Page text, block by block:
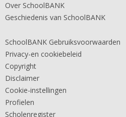
Over SchoolBANK
Geschiedenis van SchoolBANK
SchoolBANK Gebruiksvoorwaarden
Privacy-en cookiebeleid
Copyright
Disclaimer
Cookie-instellingen
Profielen
Scholenregister